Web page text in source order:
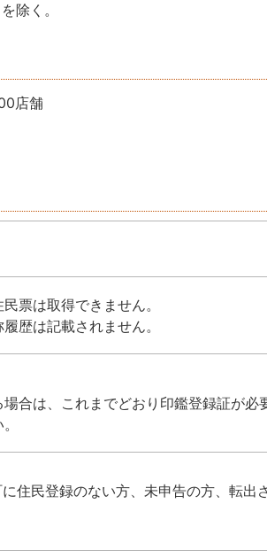
除く。
店舗
票は取得できません。
歴は記載されません。
合は、これまでどおり印鑑登録証が必
住民登録のない方、未申告の方、転出